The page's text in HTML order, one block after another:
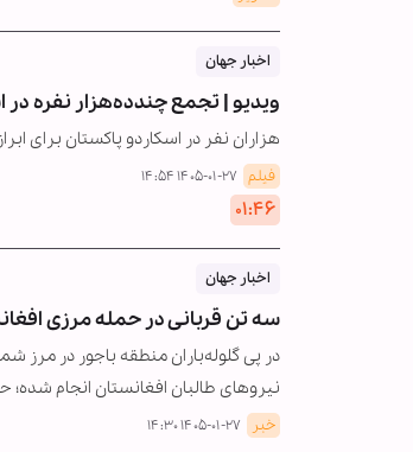
اخبار جهان
ویدیو | تجمع چندده‌هزار نفره در
هزاران نفر در اسکاردو پاکستان برای
فیلم ۱۴۰۵-۰۱-۲۷ ۱۴:۵۴
۰۱:۴۶
اخبار جهان
سه تن قربانی در حمله مرزی
در پی گلوله‌باران منطقه باجور در
نیروهای طالبان افغانستان انجام
خبر ۱۴۰۵-۰۱-۲۷ ۱۴:۳۰